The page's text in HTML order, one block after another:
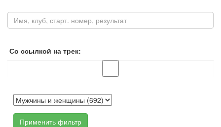
Со ссылкой на трек:
Применить фильтр